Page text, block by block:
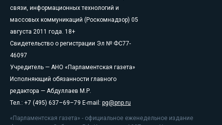
связи, информационных технологий и
массовых коммуникаций (Роскомнадзор) 05
августа 2011 года. 18+
Свидетельство о регистрации Эл № ФС77-
46097
Учредитель — АНО «Парламентская газета»
Исполняющий обязанности главного
редактора — Абдуллаев М.Р.
Тел.: +7 (495) 637–69–79 E-mail: pg@pnp.ru
«Парламентская газета» - официальное еженедельное издание